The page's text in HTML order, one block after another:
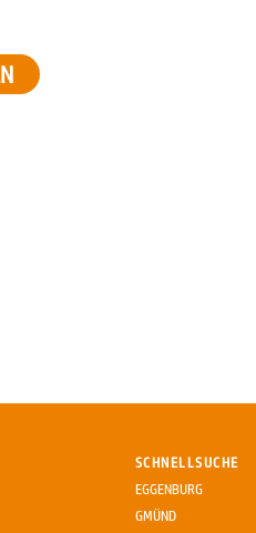
SCHNELLSUCHE
EGGENBURG
GMÜND